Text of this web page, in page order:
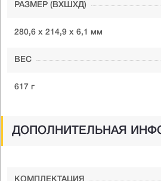
РАЗМЕР (ВXШXД)
280,6 х 214,9 х 6,1 мм
ВЕС
617 г
ДОПОЛНИТЕЛЬНАЯ